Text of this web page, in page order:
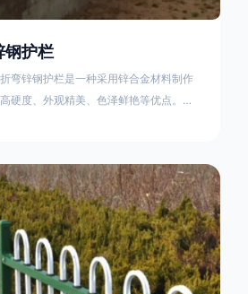
钢护栏
弯锌钢护栏是一种采用锌合金材料制作
硬度、外观精美、色泽鲜艳等优点。该
够避免护栏被人轻易拆卸；适合于大批
然相融合。单向折弯锌钢护栏可以用于
路交通等场所。该产品具有高强度、高